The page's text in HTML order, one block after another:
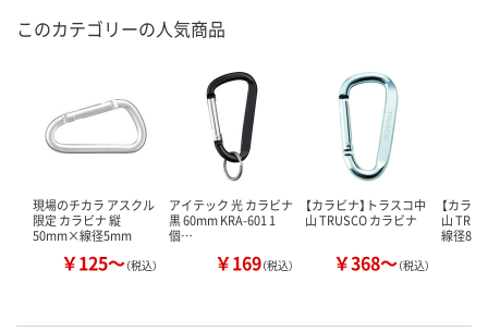
このカテゴリーの人気商品
現場のチカラ アスクル
限定 カラビナ 縦
50mm×線径5mm
￥125～（税込）
アイテック 光 カラビナ
黒 60mm KRA-601 1
個…
￥169（税込）
【カラビナ】トラスコ中
山 TRUSCO カラビナ
￥368～（税込）
【カラ
山
線径